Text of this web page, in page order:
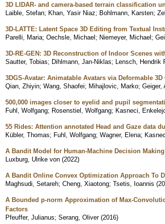
3D LIDAR- and camera-based terrain classification
Laible, Stefan; Khan, Yasir Niaz; Bohlmann, Karsten;
3D-LATTE: Latent Space 3D Editing from Textual
Parelli, Maria; Oechsle, Michael; Niemeyer, Michael;
3D-RE-GEN: 3D Reconstruction of Indoor Scenes
Sautter, Tobias; Dihlmann, Jan-Niklas; Lensch, Hendrik
3DGS-Avatar: Animatable Avatars via Deformable
Qian, Zhiyin; Wang, Shaofei; Mihajlovic, Marko; Geiger,
500,000 images closer to eyelid and pupil
Fuhl, Wolfgang; Rosenstiel, Wolfgang; Kasneci,
55 Rides: Attention annotated Head and Gaze data
Kübler, Thomas; Fuhl, Wolfgang; Wagner, Elena;
A Bandit Model for Human-Machine Decision
Luxburg, Ulrike von (2022)
A Bandit Online Convex Optimization Approach To
Maghsudi, Setareh; Cheng, Xiaotong; Tsetis, Ioannis (
A Bounded p-norm Approximation of Max-
Factors
Pfeuffer, Julianus; Serang, Oliver (2016)